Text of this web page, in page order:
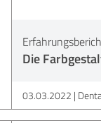
Die
03.03.2022